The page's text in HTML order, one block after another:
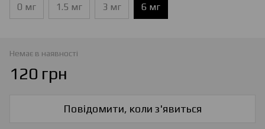
0 мг 1.5 мг 3 мг 6 мг
Немає в наявності
120 грн
Повідомити, коли з'явиться